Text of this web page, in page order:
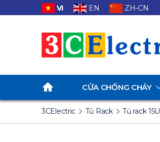
VI EN ZH-CN
CỬA CHỐNG CHÁY
3CElectric Tủ Rack Tủ rack 15U